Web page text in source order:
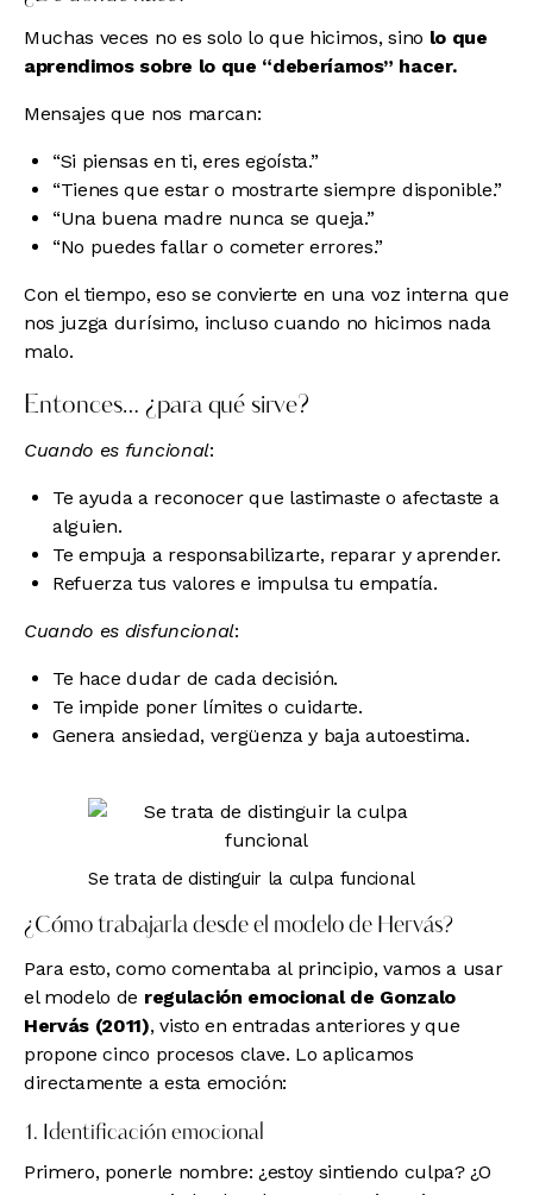
Muchas veces no es solo lo que hicimos, sino lo que
aprendimos sobre lo que “deberíamos” hacer.
Mensajes que nos marcan:
“Si piensas en ti, eres egoísta.”
“Tienes que estar o mostrarte siempre disponible.”
“Una buena madre nunca se queja.”
“No puedes fallar o cometer errores.”
Con el tiempo, eso se convierte en una voz interna que
nos juzga durísimo, incluso cuando no hicimos nada
malo.
Entonces… ¿para qué sirve?
Cuando es funcional:
Te ayuda a reconocer que lastimaste o afectaste a
alguien.
Te empuja a responsabilizarte, reparar y aprender.
Refuerza tus valores e impulsa tu empatía.
Cuando es disfuncional:
Te hace dudar de cada decisión.
Te impide poner límites o cuidarte.
Genera ansiedad, vergüenza y baja autoestima.
Se trata de distinguir la culpa funcional
¿Cómo trabajarla desde el modelo de Hervás?
Para esto, como comentaba al principio, vamos a usar
el modelo de regulación emocional de Gonzalo
Hervás (2011), visto en entradas anteriores y que
propone cinco procesos clave. Lo aplicamos
directamente a esta emoción:
1. Identificación emocional
Primero, ponerle nombre: ¿estoy sintiendo culpa? ¿O